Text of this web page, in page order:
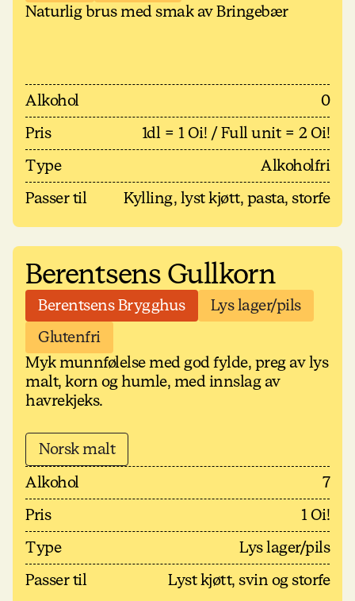
Naturlig brus med smak av Bringebær
Alkohol
0
Pris
1dl = 1 Oi! / Full unit = 2 Oi!
Type
Alkoholfri
Passer til
Kylling, lyst kjøtt, pasta, storfe
Berentsens Gullkorn
Berentsens Brygghus
Lys lager/pils
Glutenfri
Myk munnfølelse med god fylde, preg av lys
malt, korn og humle, med innslag av
havrekjeks.
Norsk malt
Alkohol
7
Pris
1 Oi!
Type
Lys lager/pils
Passer til
Lyst kjøtt, svin og storfe